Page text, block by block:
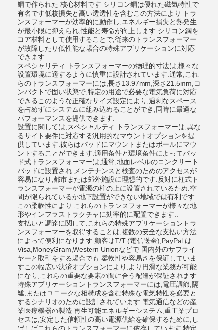
鋼で作られた 核心材料です シリコン鋼は優れた磁気特性で
有名です低核損失と高い透透性を含むこの方法により,トラ
ンスフォーマーが効率的に動作し,エネルギー損失と熱発生
が最小限に抑えられ,性能と寿命が向上します.シリコン鋼を
コア材料として使用することで,従来のトランスフォーマー
が故障したり低性能な場合の特殊アプリケーションに対応
できます..
スペシャリティ トランスフォーマーの物理的寸法は,様々な
設置環境に適するように慎重に設計されています.通常,これ
らのトランスフォーマーには,長さ13.97mm,深さ21.5mm,コ
ンパクトで固い状態で,特定の用途で必要な電気負荷に対応
できるこのような正確なサイズ設定により,過剰なスペース
を占めずにシステムに組み込めることができ,同時に最適な
パフォーマンスを提供できます.
設置に関しては,スペシャルティ トランスフォーマーは,異な
るサイト要件に対応する汎用的なマウントオプションを提
供しています.彼らはパッドにマウントまたはポールにマウ
ントすることができます.適用条件と環境条件によってパッ
ド式トランスフォーマーは,通常,地面レベルのコンクリート
パッドに設置され,メンテナンスと検査のためのアクセスが
容易になり,都市または郊外施設に理想的です.反対に柱式ト
ランスフォーマーが電源の柱の上に設置されているため,空
間が限られているか地下設置ができない地域では有利です.
この柔軟性により,これらのトランスフォーマーが様々な地
形やインフラストラクチャに効率的に配置できます..
支払いと調達に関して,これらの特殊アプリケーショントラ
ンスフォーマーを取得することは,複数の安全な支払い方法
によって便利になります.顧客はT/T (電信送金),PayPal は
Visa,MoneyGram,Western Unionなどで 国内外のサプライ
ヤーと取引をする場合でも 柔軟性や容易さを保証していま
すこの幅広い決済オプションにより,より円滑な業務が可能
になり,これらの重要な要素の間に合う配達が保証されます..
特殊アプリケーショントランスフォーマーには,電圧調節,隔
離,またはユニークな相構成を含む特殊な電気特性を必要と
するシナリオのために設計されています.電気通信などの産
業医療機器の製造,再生可能エネルギーシステム,重工業プロ
セスは,安定した信頼性の高い電源供給を確保するために,し
ばしばこれらのトランスフォーマーに依存しています.特定